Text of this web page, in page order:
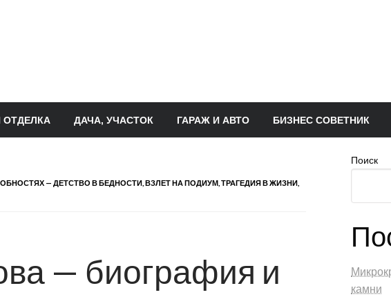
ОТДЕЛКА ДАЧА, УЧАСТОК ГАРАЖ И АВТО БИЗНЕС СОВЕТНИК
— ДЕТСТВО В БЕДНОСТИ, ВЗЛЕТ НА ПОДИУМ, ТРАГЕДИЯ В ЖИЗНИ,
— биография и
Поиск
камни